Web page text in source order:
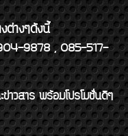
ต่างๆดังนี้
9878 , 085-517-
าวสาร พร้อมโปรโมชั่นดีๆ